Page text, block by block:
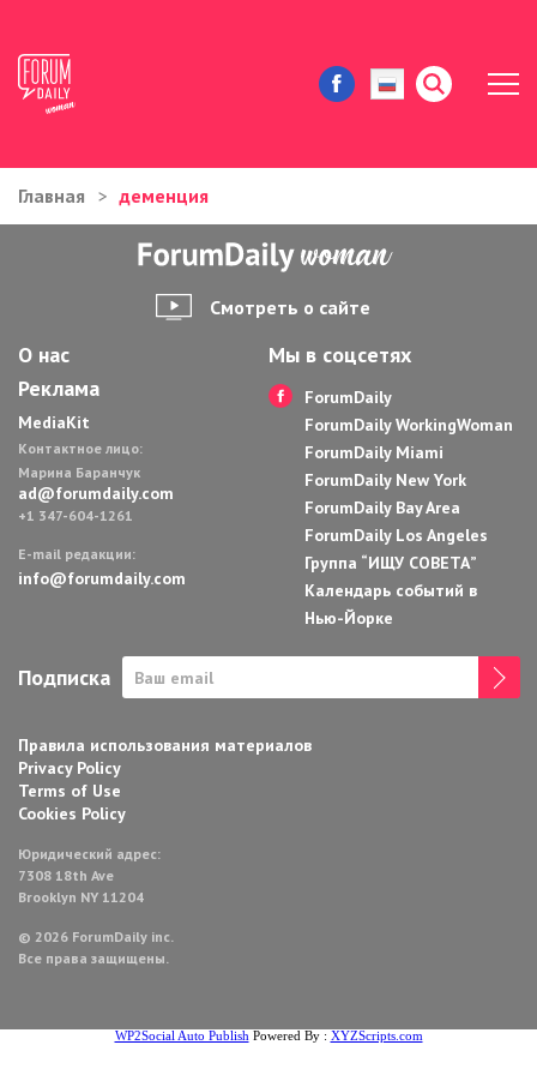
ЖИЗНЬ И ИСТОРИИ
ИММИГРАЦИЯ В США
АВТОРСКИЕ КОЛОНКИ
ЗДОРОВЬЕ И КРАСОТА
ДОМ И ЕДА
Главная деменция
Смотреть о сайте
О нас
Реклама
MediaKit
Контактное лицо:
Марина Баранчук
ad@forumdaily.com
+1 347-604-1261
E-mail редакции:
info@forumdaily.com
Мы в соцсетях
ForumDaily
ForumDaily WorkingWoman
ForumDaily Miami
ForumDaily New York
ForumDaily Bay Area
ForumDaily Los Angeles
Группа “ИЩУ СОВЕТА”
Календарь событий в
Нью-Йорке
Подписка
Правила использования материалов
Privacy Policy
Terms of Use
Cookies Policy
Юридический адрес:
7308 18th Ave
Brooklyn NY 11204
© 2026 ForumDaily inc.
Все права защищены.
WP2Social Auto Publish Powered By : XYZScripts.com